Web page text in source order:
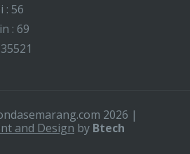
: 56
: 69
2026 |
and Design by Btech